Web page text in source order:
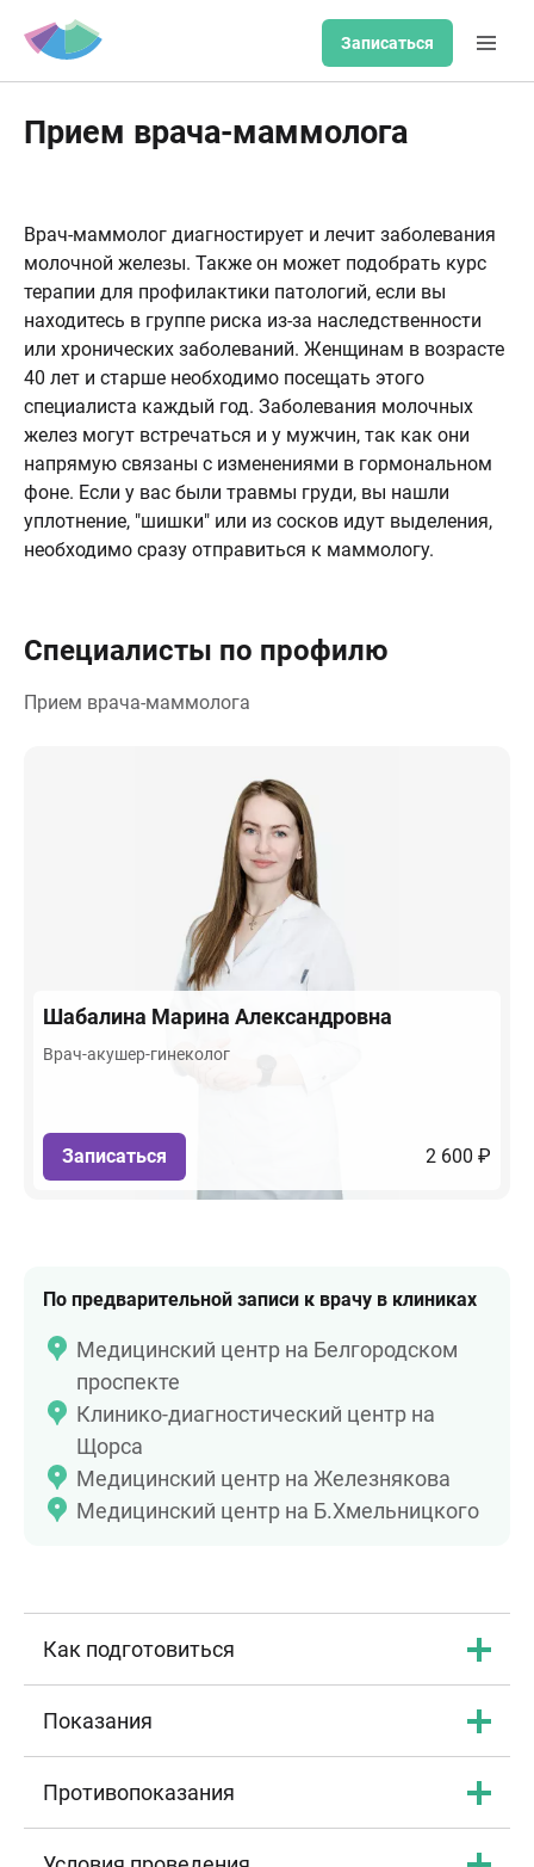
Записаться
Прием врача-маммолога
Врач-маммолог диагностирует и лечит заболевания
молочной железы. Также он может подобрать курс
терапии для профилактики патологий, если вы
находитесь в группе риска из-за наследственности
или хронических заболеваний. Женщинам в возрасте
40 лет и старше необходимо посещать этого
специалиста каждый год. Заболевания молочных
желез могут встречаться и у мужчин, так как они
напрямую связаны с изменениями в гормональном
фоне. Если у вас были травмы груди, вы нашли
уплотнение, "шишки" или из сосков идут выделения,
необходимо сразу отправиться к маммологу.
Специалисты по профилю
Прием врача-маммолога
Шабалина Марина Александровна
Врач-акушер-гинеколог
Записаться 2 600 ₽
По предварительной записи к врачу в клиниках
Медицинский центр на Белгородском
проспекте
Клинико-диагностический центр на
Щорса
Медицинский центр на Железнякова
Медицинский центр на Б.Хмельницкого
Как подготовиться
Показания
Противопоказания